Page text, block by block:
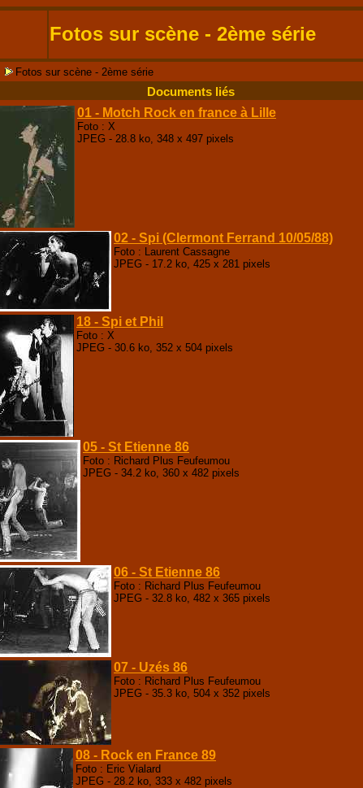
Fotos sur scène - 2ème série
Fotos sur scène - 2ème série
Documents liés
01 - Motch Rock en france à Lille
Foto : X
JPEG - 28.8 ko, 348 x 497 pixels
02 - Spi (Clermont Ferrand 10/05/88)
Foto : Laurent Cassagne
JPEG - 17.2 ko, 425 x 281 pixels
18 - Spi et Phil
Foto : X
JPEG - 30.6 ko, 352 x 504 pixels
05 - St Etienne 86
Foto : Richard Plus Feufeumou
JPEG - 34.2 ko, 360 x 482 pixels
06 - St Etienne 86
Foto : Richard Plus Feufeumou
JPEG - 32.8 ko, 482 x 365 pixels
07 - Uzés 86
Foto : Richard Plus Feufeumou
JPEG - 35.3 ko, 504 x 352 pixels
08 - Rock en France 89
Foto : Eric Vialard
JPEG - 28.2 ko, 333 x 482 pixels